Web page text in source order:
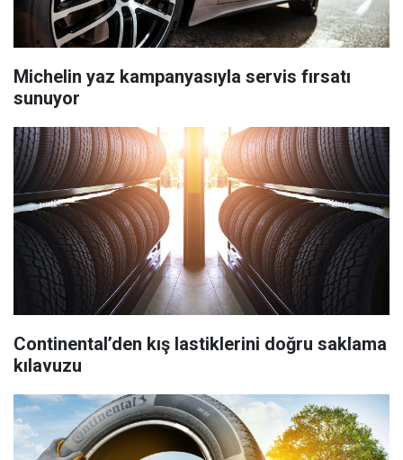
Michelin yaz kampanyasıyla servis fırsatı
sunuyor
Continental’den kış lastiklerini doğru saklama
kılavuzu